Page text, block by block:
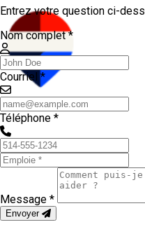
Entrez votre question ci-
Nom complet *
Courriel *
Téléphone *
Message *
Envoyer